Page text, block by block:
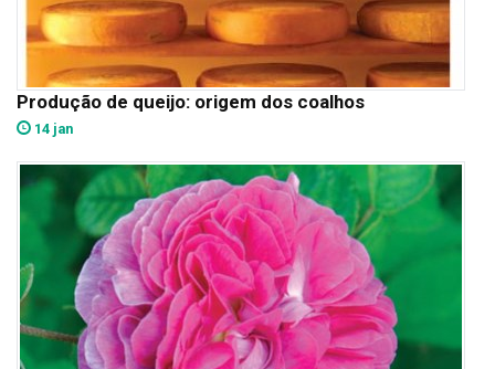
Produção de queijo: origem dos coalhos
14 jan